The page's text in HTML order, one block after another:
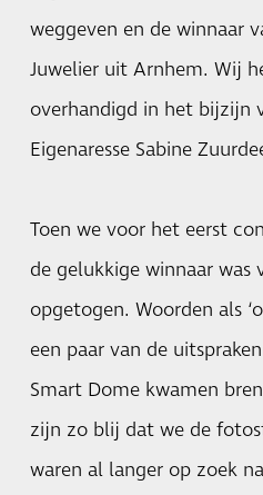
weggeven en de winnaar
Juwelier uit Arnhem. Wij
overhandigd in het bijzijn
Eigenaresse Sabine
Toen we voor het eerst
de gelukkige winnaar was
opgetogen. Woorden als
een paar van de
Smart Dome kwamen
zijn zo blij dat we de
waren al langer op zoek